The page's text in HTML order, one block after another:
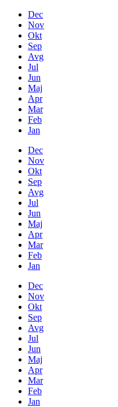
Dec
Nov
Okt
Sep
Avg
Jul
Jun
Maj
Apr
Mar
Feb
Jan
Dec
Nov
Okt
Sep
Avg
Jul
Jun
Maj
Apr
Mar
Feb
Jan
Dec
Nov
Okt
Sep
Avg
Jul
Jun
Maj
Apr
Mar
Feb
Jan